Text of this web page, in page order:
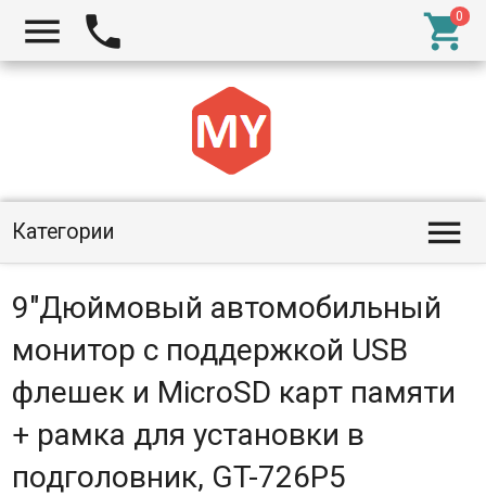
  
Категории 
9"Дюймовый автомобильный
монитор с поддержкой USB
флешек и MicroSD карт памяти
+ рамка для установки в
подголовник, GT-726P5